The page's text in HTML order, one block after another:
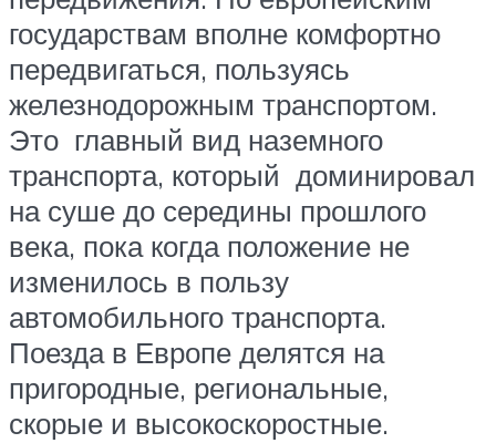
государствам вполне комфортно
передвигаться, пользуясь
железнодорожным транспортом.
Это главный вид наземного
транспорта, который доминировал
на суше до середины прошлого
века, пока когда положение не
изменилось в пользу
автомобильного транспорта.
Поезда в Европе делятся на
пригородные, региональные,
скорые и высокоскоростные.